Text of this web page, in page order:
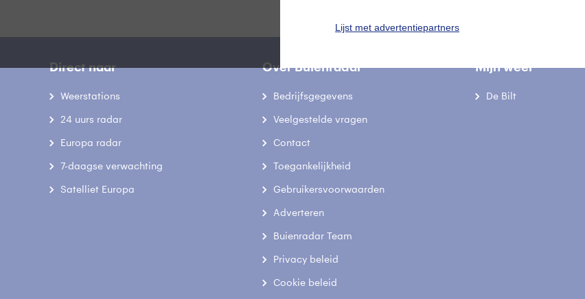
Lijst met advertentiepartners
Direct naar
Weerstations
24 uurs radar
Europa radar
7-daagse verwachting
Satelliet Europa
Over Buienradar
Bedrijfsgegevens
Veelgestelde vragen
Contact
Toegankelijkheid
Gebruikersvoorwaarden
Adverteren
Buienradar Team
Privacy beleid
Cookie beleid
Mijn weer
De Bilt